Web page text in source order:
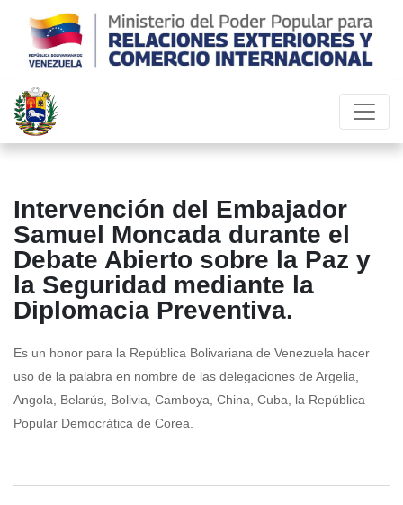
Intervención del Embajador
Samuel Moncada durante el
Debate Abierto sobre la Paz y
la Seguridad mediante la
Diplomacia Preventiva.
Es un honor para la República Bolivariana de Venezuela hacer
uso de la palabra en nombre de las delegaciones de Argelia,
Angola, Belarús, Bolivia, Camboya, China, Cuba, la República
Popular Democrática de Corea.